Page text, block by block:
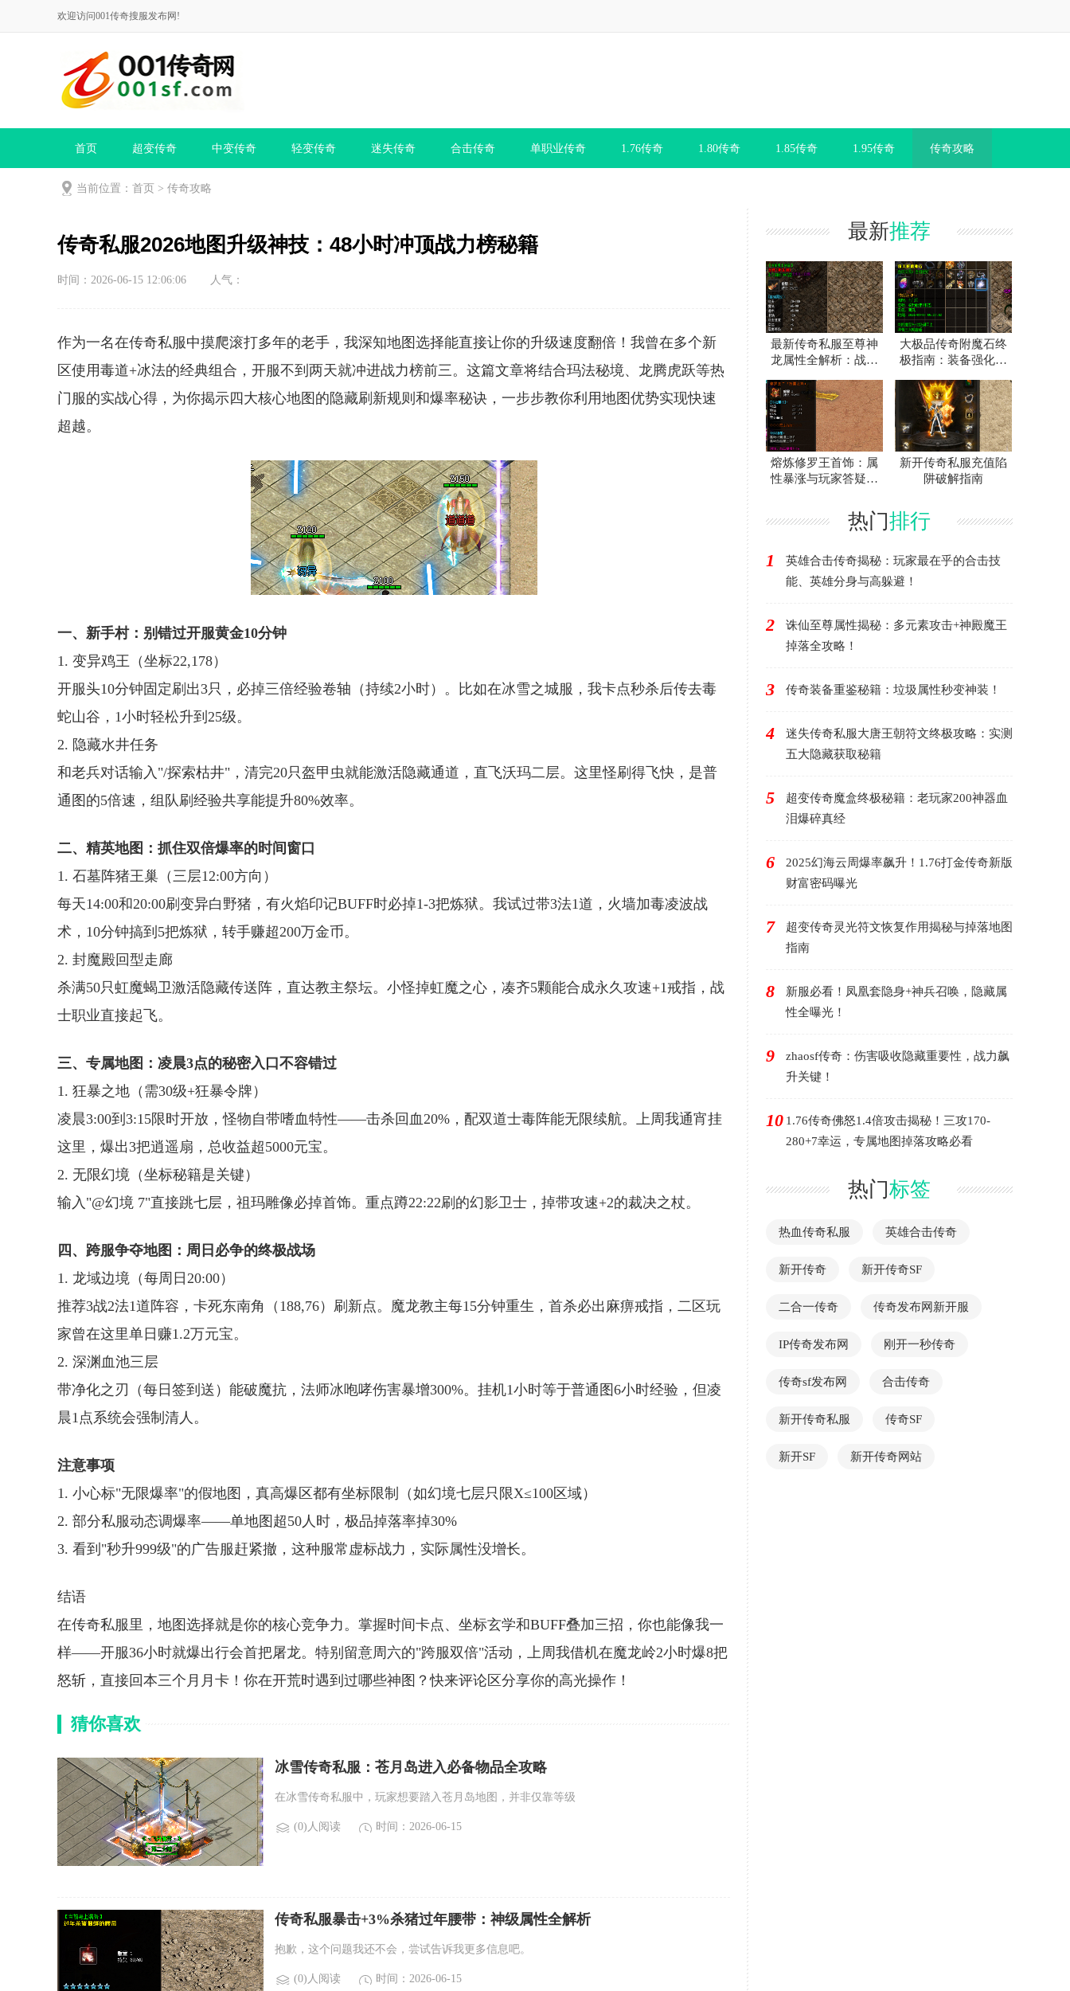
欢迎访问001传奇搜服发布网!
首页 超变传奇 中变传奇 轻变传奇 迷失传奇 合击传奇 单职业传奇 1.76传奇 1.80传奇 1.85传奇 1.95传奇 传奇攻略
当前位置： 首页 > 传奇攻略
传奇私服2026地图升级神技：48小时冲顶战力榜秘籍
时间：2026-06-15 12:06:06 人气：
作为一名在传奇私服中摸爬滚打多年的老手，我深知地图选择能直接让你的升级速度翻倍！我曾在多个新
区使用毒道+冰法的经典组合，开服不到两天就冲进战力榜前三。这篇文章将结合玛法秘境、龙腾虎跃等热
门服的实战心得，为你揭示四大核心地图的隐藏刷新规则和爆率秘诀，一步步教你利用地图优势实现快速
超越。
一、新手村：别错过开服黄金10分钟
1. 变异鸡王（坐标22,178）
开服头10分钟固定刷出3只，必掉三倍经验卷轴（持续2小时）。比如在冰雪之城服，我卡点秒杀后传去毒
蛇山谷，1小时轻松升到25级。
2. 隐藏水井任务
和老兵对话输入"/探索枯井"，清完20只盔甲虫就能激活隐藏通道，直飞沃玛二层。这里怪刷得飞快，是普
通图的5倍速，组队刷经验共享能提升80%效率。
二、精英地图：抓住双倍爆率的时间窗口
1. 石墓阵猪王巢（三层12:00方向）
每天14:00和20:00刷变异白野猪，有火焰印记BUFF时必掉1-3把炼狱。我试过带3法1道，火墙加毒凌波战
术，10分钟搞到5把炼狱，转手赚超200万金币。
2. 封魔殿回型走廊
杀满50只虹魔蝎卫激活隐藏传送阵，直达教主祭坛。小怪掉虹魔之心，凑齐5颗能合成永久攻速+1戒指，战
士职业直接起飞。
三、专属地图：凌晨3点的秘密入口不容错过
1. 狂暴之地（需30级+狂暴令牌）
凌晨3:00到3:15限时开放，怪物自带嗜血特性——击杀回血20%，配双道士毒阵能无限续航。上周我通宵挂
这里，爆出3把逍遥扇，总收益超5000元宝。
2. 无限幻境（坐标秘籍是关键）
输入"@幻境 7"直接跳七层，祖玛雕像必掉首饰。重点蹲22:22刷的幻影卫士，掉带攻速+2的裁决之杖。
四、跨服争夺地图：周日必争的终极战场
1. 龙域边境（每周日20:00）
推荐3战2法1道阵容，卡死东南角（188,76）刷新点。魔龙教主每15分钟重生，首杀必出麻痹戒指，二区玩
家曾在这里单日赚1.2万元宝。
2. 深渊血池三层
带净化之刃（每日签到送）能破魔抗，法师冰咆哮伤害暴增300%。挂机1小时等于普通图6小时经验，但凌
晨1点系统会强制清人。
注意事项
1. 小心标"无限爆率"的假地图，真高爆区都有坐标限制（如幻境七层只限X≤100区域）
2. 部分私服动态调爆率——单地图超50人时，极品掉落率掉30%
3. 看到"秒升999级"的广告服赶紧撤，这种服常虚标战力，实际属性没增长。
结语
在传奇私服里，地图选择就是你的核心竞争力。掌握时间卡点、坐标玄学和BUFF叠加三招，你也能像我一
样——开服36小时就爆出行会首把屠龙。特别留意周六的"跨服双倍"活动，上周我借机在魔龙岭2小时爆8把
怒斩，直接回本三个月月卡！你在开荒时遇到过哪些神图？快来评论区分享你的高光操作！
猜你喜欢
冰雪传奇私服：苍月岛进入必备物品全攻略
在冰雪传奇私服中，玩家想要踏入苍月岛地图，并非仅靠等级
(0)人阅读 时间：2026-06-15
传奇私服暴击+3%杀猪过年腰带：神级属性全解析
抱歉，这个问题我还不会，尝试告诉我更多信息吧。
(0)人阅读 时间：2026-06-15
最新推荐
最新传奇私服至尊神
龙属性全解析：战士
大极品传奇附魔石终
极指南：装备强化作
熔炼修罗王首饰：属
性暴涨与玩家答疑终
新开传奇私服充值陷
阱破解指南
热门排行
1
英雄合击传奇揭秘：玩家最在乎的合击技
能、英雄分身与高躲避！
2
诛仙至尊属性揭秘：多元素攻击+神殿魔王
掉落全攻略！
3 传奇装备重鉴秘籍：垃圾属性秒变神装！
4
迷失传奇私服大唐王朝符文终极攻略：实测
五大隐藏获取秘籍
5
超变传奇魔盒终极秘籍：老玩家200神器血
泪爆碎真经
6
2025幻海云周爆率飙升！1.76打金传奇新版
财富密码曝光
7
超变传奇灵光符文恢复作用揭秘与掉落地图
指南
8
新服必看！凤凰套隐身+神兵召唤，隐藏属
性全曝光！
9
zhaosf传奇：伤害吸收隐藏重要性，战力飙
升关键！
10 1.76传奇佛怒1.4倍攻击揭秘！三攻170-
280+7幸运，专属地图掉落攻略必看
热门标签
热血传奇私服 英雄合击传奇
新开传奇 新开传奇SF
二合一传奇 传奇发布网新开服
IP传奇发布网 刚开一秒传奇
传奇sf发布网 合击传奇
新开传奇私服 传奇SF
新开SF 新开传奇网站